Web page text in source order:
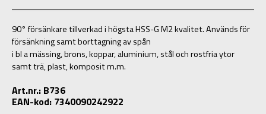
90° försänkare tillverkad i högsta HSS-G M2 kvalitet. Används för
försänkning samt borttagning av spån
i bl a mässing, brons, koppar, aluminium, stål och rostfria ytor
samt trä, plast, komposit m.m.
Art.nr.: B736
EAN-kod: 7340090242922